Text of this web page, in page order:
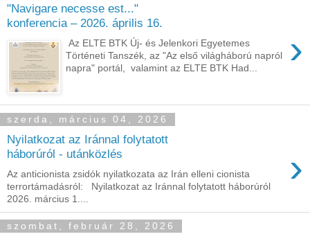
"Navigare necesse est..."
konferencia – 2026. április 16.
›
Az ELTE BTK Új- és Jelenkori Egyetemes
Történeti Tanszék, az "Az első világháború napról
napra" portál, valamint az ELTE BTK Had...
szerda, március 04, 2026
Nyilatkozat az Iránnal folytatott
háborúról - utánközlés
›
Az anticionista zsidók nyilatkozata az Irán elleni cionista
terrortámadásról: Nyilatkozat az Iránnal folytatott háborúról
2026. március 1....
szombat, február 28, 2026